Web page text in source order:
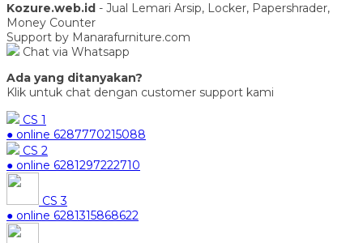
Kozure.web.id - Jual Lemari Arsip, Locker, Papershrader,
Money Counter
Support by Manarafurniture.com
Chat via Whatsapp
Ada yang ditanyakan?
Klik untuk chat dengan customer support kami
CS 1
● online 6287770215088
CS 2
● online 6281297222710
CS 3
● online 6281315868622